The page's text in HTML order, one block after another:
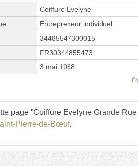
Coiffure Evelyne
Entrepreneur individuel
34485547300015
FR30344855473
3 mai 1988
page "Coiffure Evelyne Grande
Pierre-de-Bœuf.